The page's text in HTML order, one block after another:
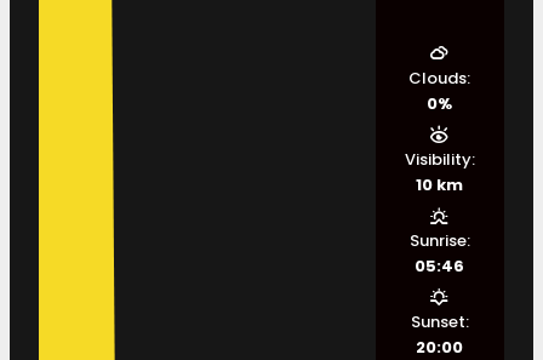
Clouds:
0%
Visibility:
10 km
Sunrise:
05:46
Sunset:
20:00